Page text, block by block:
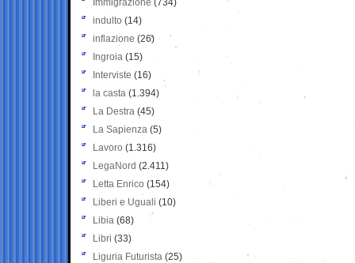
Immigrazione (734)
indulto (14)
inflazione (26)
Ingroia (15)
Interviste (16)
la casta (1.394)
La Destra (45)
La Sapienza (5)
Lavoro (1.316)
LegaNord (2.411)
Letta Enrico (154)
Liberi e Uguali (10)
Libia (68)
Libri (33)
Liguria Futurista (25)